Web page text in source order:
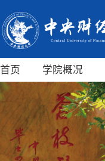
首页 学院概况